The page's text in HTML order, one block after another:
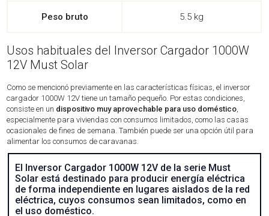
Peso bruto 5.5 kg
Usos habituales del Inversor Cargador 1000W
12V Must Solar
Como se mencionó previamente en las características físicas, el inversor
cargador 1000W 12V tiene un tamaño pequeño. Por estas condiciones,
consiste en un dispositivo muy aprovechable para uso doméstico
especialmente para viviendas con consumos limitados, como las casas
ocasionales de fines de semana. También puede ser una opción útil para
alimentar los consumos de caravanas.
El Inversor Cargador 1000W 12V de la serie Must
Solar está destinado para producir energía eléctrica
de forma independiente en lugares aislados de la red
eléctrica, cuyos consumos sean limitados, como en
el uso doméstico.